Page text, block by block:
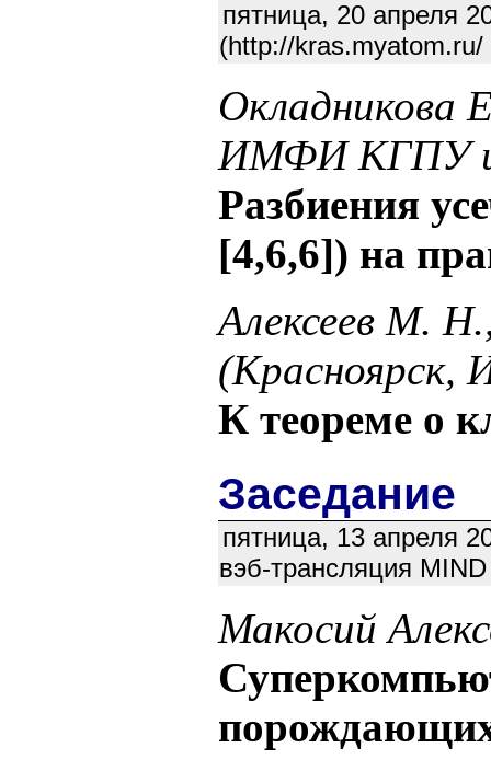
пятница, 20 апреля
(http://kras.myatom.ru/
Окладникова
ИМФИ КГПУ
Разбиения
[4,6,6]) на
Алексеев М.
К теореме о
Заседание
пятница, 13 апреля
вэб-трансляция
Макосий